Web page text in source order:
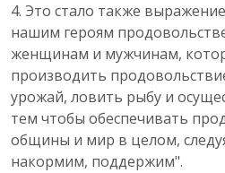
4. Это стало также
нашим героям
женщинам и мужчинам,
производить
урожай, ловить рыбу и
тем чтобы обеспечивать
общины и мир в целом,
накормим, поддержим".